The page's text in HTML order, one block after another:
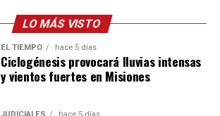
LO MÁS VISTO
EL TIEMPO hace 5 días
Ciclogénesis provocará lluvias intensas
y vientos fuertes en Misiones